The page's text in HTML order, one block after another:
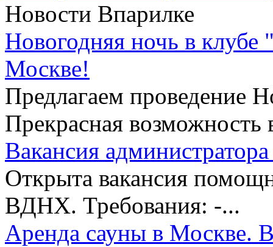
Новости Впарилке
Новогодняя ночь в
Москве!
Предлагаем проведение
Прекрасная возможность
Вакансия
Открыта вакансия
ВДНХ. Требования: -...
Аренда сауны в Москве.